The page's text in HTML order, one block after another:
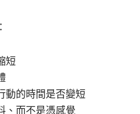
短
動的時間是否變短
、而不是憑感覺